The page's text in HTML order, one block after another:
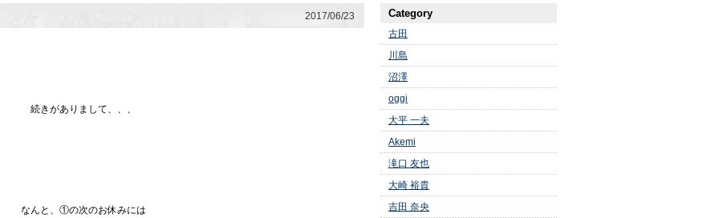
2017/06/23
続きがありまして、、、
なんと、①の次のお休みには
Category
古田
川島
沼澤
oggi
大平 一夫
Akemi
滝口 友也
大崎 裕貴
吉田 奈央